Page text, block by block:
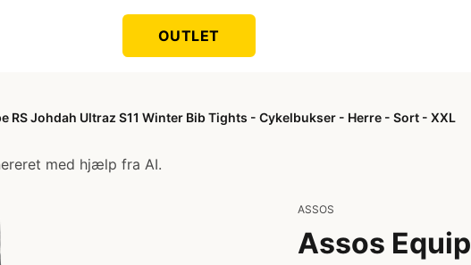
OUTLET
RS Johdah Ultraz S11 Winter Bib Tights - Cykelbukser - Herre - Sort - XXL
med hjælp fra AI.
ASSOS
Assos